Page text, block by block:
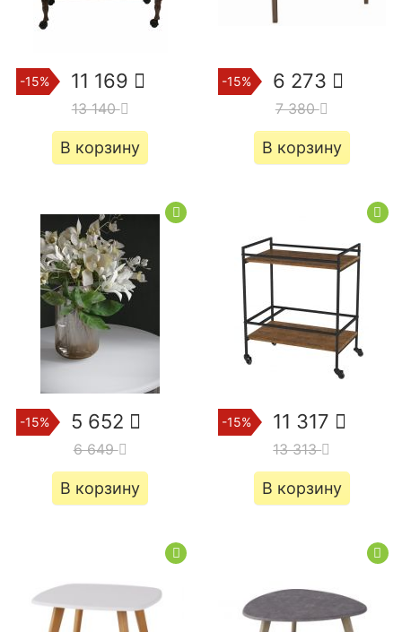
-15% 11 169
13 140
В корзину
-15% 6 273
7 380
В корзину
-15% 5 652
6 649
В корзину
-15% 11 317
13 313
В корзину